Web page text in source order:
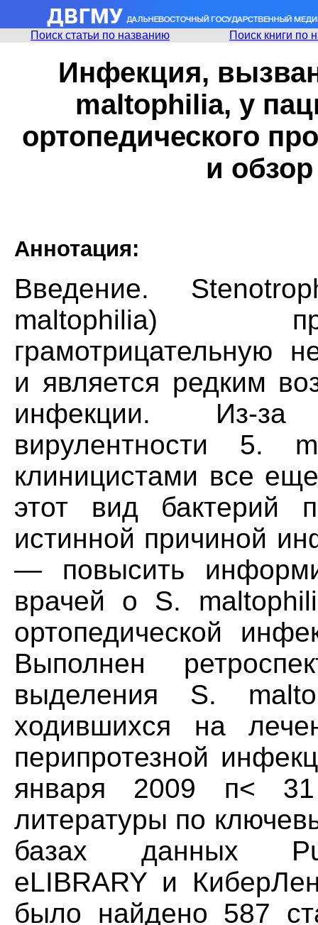
Поиск статьи по названию Поиск книги по
Инфекция,
maltophilia, у
ортопедического
и
Аннотация:
Введение.
maltophilia)
грамотрицательную
и является редким
инфекции. Из-за
вирулентности 5.
клиницистами все
этот вид бактерий
истинной причиной
— повысить
врачей о S.
ортопедической
Выполнен
выделения S.
ходившихся на
перипротезной
января 2009 п<
литературы по
базах данных
eLIBRARY и
было найдено 587